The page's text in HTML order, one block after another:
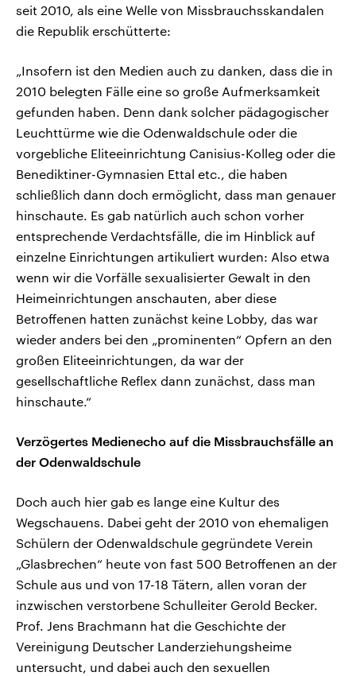
seit 2010, als eine Welle von Missbrauchsskandalen
die Republik erschütterte:
„Insofern ist den Medien auch zu danken, dass die in
2010 belegten Fälle eine so große Aufmerksamkeit
gefunden haben. Denn dank solcher pädagogischer
Leuchttürme wie die Odenwaldschule oder die
vorgebliche Eliteeinrichtung Canisius-Kolleg oder die
Benediktiner-Gymnasien Ettal etc., die haben
schließlich dann doch ermöglicht, dass man genauer
hinschaute. Es gab natürlich auch schon vorher
entsprechende Verdachtsfälle, die im Hinblick auf
einzelne Einrichtungen artikuliert wurden: Also etwa
wenn wir die Vorfälle sexualisierter Gewalt in den
Heimeinrichtungen anschauten, aber diese
Betroffenen hatten zunächst keine Lobby, das war
wieder anders bei den „prominenten“ Opfern an den
großen Eliteeinrichtungen, da war der
gesellschaftliche Reflex dann zunächst, dass man
hinschaute.“
Verzögertes Medienecho auf die Missbrauchsfälle an
der Odenwaldschule
Doch auch hier gab es lange eine Kultur des
Wegschauens. Dabei geht der 2010 von ehemaligen
Schülern der Odenwaldschule gegründete Verein
„Glasbrechen“ heute von fast 500 Betroffenen an der
Schule aus und von 17-18 Tätern, allen voran der
inzwischen verstorbene Schulleiter Gerold Becker.
Prof. Jens Brachmann hat die Geschichte der
Vereinigung Deutscher Landerziehungsheime
untersucht, und dabei auch den sexuellen